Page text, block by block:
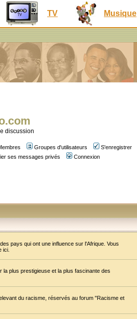
TV Musique
discussion
Groupes d'utilisateurs
S'enregistrer
ses messages privés Connexion
pays qui ont une influence sur l'Afrique. Vous
ici.
plus prestigieuse et la plus fascinante des
du racisme, réservés au forum "Racisme et